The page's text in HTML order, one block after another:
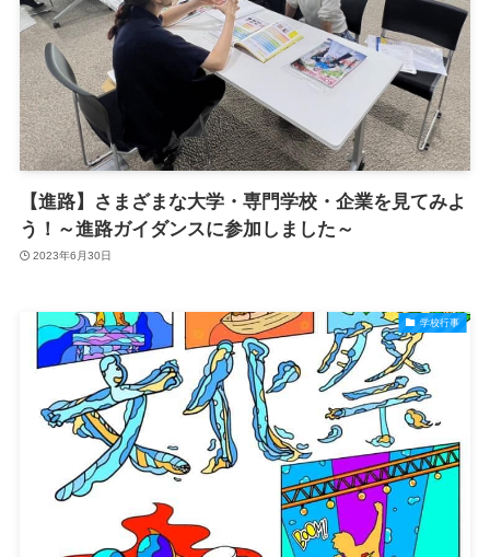
【進路】さまざまな大学・専門学校・企業を見てみよ
う！～進路ガイダンスに参加しました～
2023年6月30日
学校行事